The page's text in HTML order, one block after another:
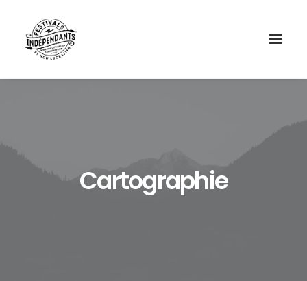
Cartographie